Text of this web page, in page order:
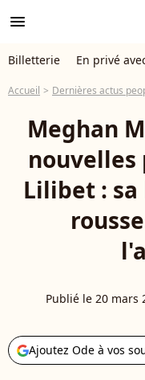
menu
Billetterie En privé
Accueil Dernières actus
Meghan
nouvelles
Lilibet :
Publié le 20 mars
Ajoutez Ode à vos